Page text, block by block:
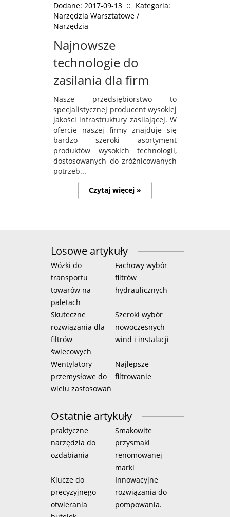
Dodane: 2017-09-13 :: Kategoria:
Narzędzia Warsztatowe /
Narzędzia
Najnowsze
technologie do
zasilania dla firm
Nasze przedsiębiorstwo to
specjalistycznej producent wysokiej
jakości infrastruktury zasilającej. W
ofercie naszej firmy znajduje się
bardzo szeroki asortyment
produktów wysokich technologii,
dostosowanych do zróżnicowanych
potrzeb...
Czytaj więcej »
Losowe artykuły
Wózki do
transportu
towarów na
paletach
Fachowy wybór
filtrów
hydraulicznych
Skuteczne
rozwiązania dla
filtrów
świecowych
Szeroki wybór
nowoczesnych
wind i instalacji
Wentylatory
przemysłowe do
wielu zastosowań
Najlepsze
filtrowanie
Ostatnie artykuły
praktyczne
narzędzia do
ozdabiania
Smakowite
przysmaki
renomowanej
marki
Klucze do
precyzyjnego
otwierania
Innowacyjne
rozwiązania do
pompowania.